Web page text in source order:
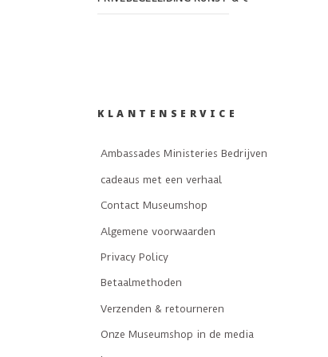
KLANTENSERVICE
Ambassades Ministeries Bedrijven
cadeaus met een verhaal
Contact Museumshop
Algemene voorwaarden
Privacy Policy
Betaalmethoden
Verzenden & retourneren
Onze Museumshop in de media